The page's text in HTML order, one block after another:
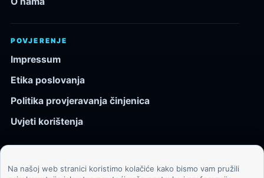
POVJERENJE
Impressum
Etika poslovanja
Politika provjeravanja činjenica
Uvjeti korištenja
Na našoj web stranici koristimo kolačiće kako bismo vam pružili